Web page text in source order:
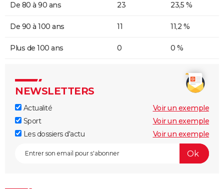
De 80 à 90 ans 23 23,5 %
De 90 à 100 ans 11 11,2 %
Plus de 100 ans 0 0 %
NEWSLETTERS
Actualité
Voir un exemple
Sport
Voir un exemple
Les dossiers d'actu
Voir un exemple